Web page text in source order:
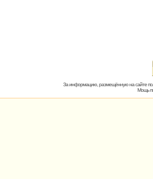
За информацию, размещённую на сайте
Мощь